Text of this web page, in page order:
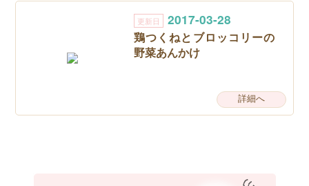
更新日 2017-03-28
鶏つくねとブロッコリーの
野菜あんかけ
詳細へ